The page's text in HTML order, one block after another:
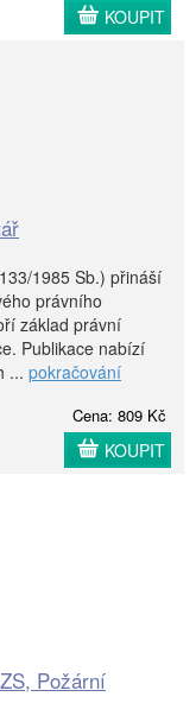
KOUPIT
1985 Sb.) přináší
právního
základ právní
Publikace nabízí
... pokračování
Cena: 809 Kč
KOUPIT
Požární